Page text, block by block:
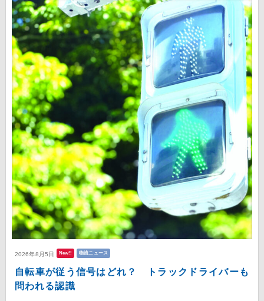
2026年8月5日 New!! 物流ニュース
自転車が従う信号はどれ？ トラックドライバーも
問われる認識